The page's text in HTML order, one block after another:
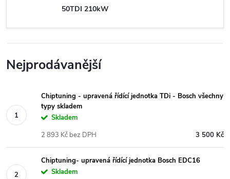
50TDI 210kW
Nejprodávanější
Chiptuning - upravená řídící jednotka TDi - Bosch všechny
typy skladem
Skladem
3 500 Kč
2 893 Kč bez DPH
Chiptuning- upravená řídící jednotka Bosch EDC16
Skladem